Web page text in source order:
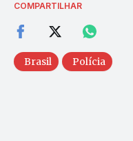
COMPARTILHAR
Brasil Polícia